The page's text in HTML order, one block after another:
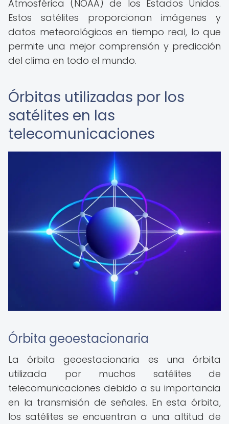
Atmosférica (NOAA) de los Estados Unidos.
Estos satélites proporcionan imágenes y
datos meteorológicos en tiempo real, lo que
permite una mejor comprensión y predicción
del clima en todo el mundo.
Órbitas utilizadas por los
satélites en las
telecomunicaciones
Órbita geoestacionaria
La órbita geoestacionaria es una órbita
utilizada por muchos satélites de
telecomunicaciones debido a su importancia
en la transmisión de señales. En esta órbita,
los satélites se encuentran a una altitud de